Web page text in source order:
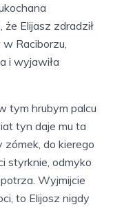
Elijasz zdradził
Raciborzu,
i wyjawiła
tym hrubym palcu
tyn daje mu ta
zómek, do kierego
styrknie, odmyko
Wyjmijcie
to Elijosz nigdy